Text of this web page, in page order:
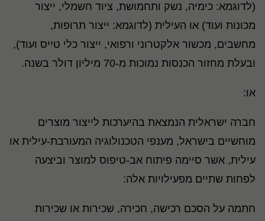
(לדוגמא: כימיה, נשק ותחמושת, ציוד חשמלי, ייצור
מכונות ועוד) או העילית (לדוגמא: ייצור תרופות,
מחשבים, מכשור אלקטרוני ורפואי, ייצור כלי טייס ועוד),
ובעלת מחזור הכנסות נמוכות מ-70 מיליון דולר בשנה.
או:
חברה ישראלית הנמצאת בהיערכות לייצור מוצרים
מוחשיים בישראל, מענפי הטכנולוגיה המעורבת-עילית או
עילית, אשר סיימה פיתוח אב-טיפוס למוצר וביצעה
לפחות שתיים מפעילויות אלה:
חתמה על הסכם רכישה, חכירה, שכירות או שכירות